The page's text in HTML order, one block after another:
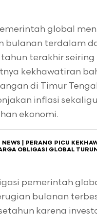
global
bulanan terdalam
terakhir seiring
kekhawatiran
di Timur
inflasi
ekonomi.
NEWS | PERANG PICU
OBLIGASI GLOBAL
pemerintah
bulanan
karena